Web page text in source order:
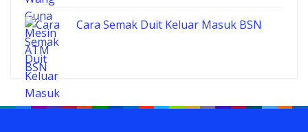
Cara Semak Duit Keluar Masuk BSN